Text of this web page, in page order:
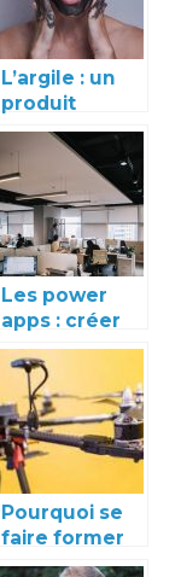
L’argile : un
produit
naturel pour
entretenir
votre peau
pendant vos
vacances
Les power
apps : créer
une
application
pour des
activités en
nature
Pourquoi se
faire former
aux metiers